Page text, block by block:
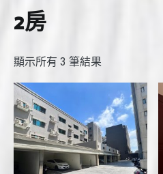
2房
顯示所有 3 筆結果